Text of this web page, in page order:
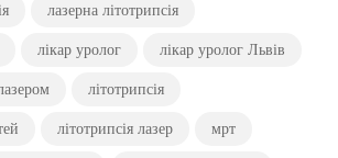
лазерна літотрипсія
лікар уролог лікар уролог Львів
літотрипсія
літотрипсія лазер мрт